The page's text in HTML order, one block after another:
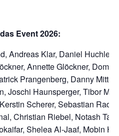
Event 2026:
Andreas Klar, Daniel
Annette Glöckner,
Prangenberg, Danny
Joschi Haunsperger, Tibor
Scherer, Sebastian
Christian Riebel, Notash
Shelea Al-Jaaf, Mobin